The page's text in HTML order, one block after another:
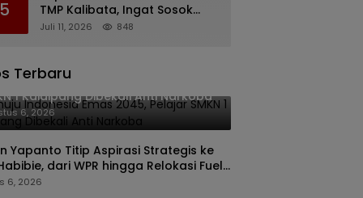
5
TMP Kalibata, Ingat Sosok
Rachmat Gobel
Juli 11, 2026 848
Terbaru
Indonesia Emas 2045, Pelajar
1 Kaidipang Dibekali Anti Narkoba
6, 2026
Yapanto Titip Aspirasi Strategis ke
dari WPR hingga Relokasi Fuel
Pertamina
6, 2026